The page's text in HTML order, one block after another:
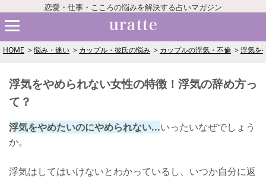
恋愛・仕事・こころの悩みを解決する占いマガジン
HOME 悩み・迷い カップル・彼氏の悩み カップルの浮気・不倫 浮気を
浮気をやめられない女性の特徴！浮気の辞め方っ
て？
浮気をやめたいのにやめられない...いったいなぜでしょう
か。
浮気はしてはいけないとわかっているし、いつか自分に返